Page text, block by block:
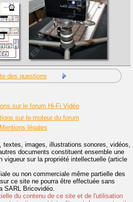
des questions
sur le forum Hi-Fi Vidéo
sur le moteur du forum
Mentions légales
textes, images, illustrations sonores, vidéos,
documents constituent ensemble une
sur la propriété intellectuelle (article
ou non commerciale même partielle des
ce site ne pourra être effectuée sans
SARL Bricovidéo.
du contenu de ce site et de l'utilisation